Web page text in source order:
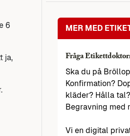
6
ja,
MER MED
Fråga
Ska du på
Konfirmation?
kläder? Hålla
Begravning med
Vi en digital